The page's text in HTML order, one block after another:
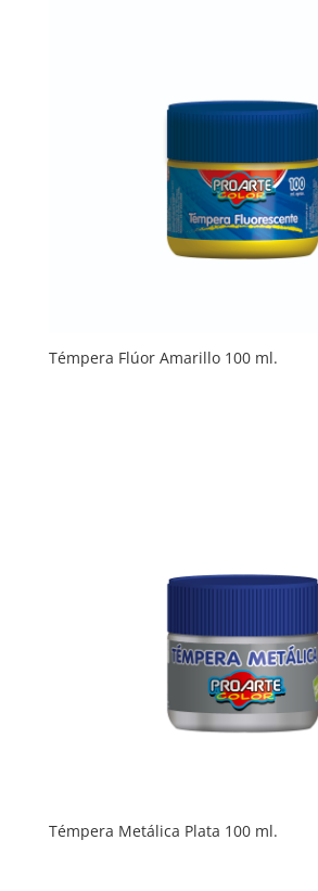
Témpera Flúor Amarillo 100 ml.
Témpera Metálica Plata 100 ml.